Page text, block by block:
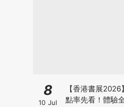
8
10 Jul
【香港書展
點率先看！體驗